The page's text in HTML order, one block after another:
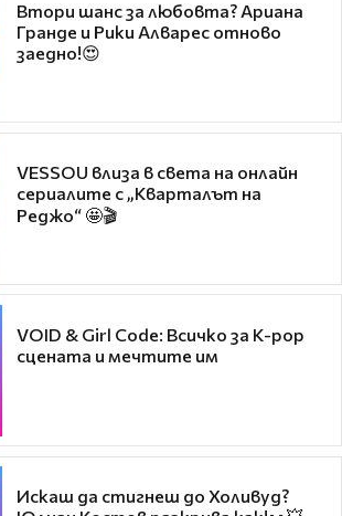
Втори шанс за любовта? Ариана
Гранде и Рики Алварес отново
заедно!😍
VESSOU влиза в света на онлайн
сериалите с „Кварталът на
Реджо“ 🤩🎬
VOID & Girl Code: Всичко за K-pop
сцената и мечтите им
Искаш да стигнеш до Холивуд?